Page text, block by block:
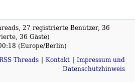
27 registrierte Benutzer, 36
36 Gäste)
(Europe/Berlin)
Threads Kontakt
Impressum und
Datenschutzhinweis